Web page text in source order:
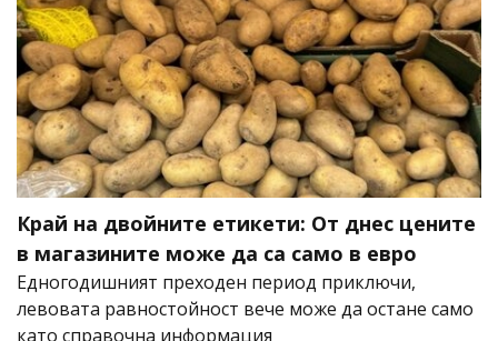
Край на двойните етикети: От днес цените
в магазините може да са само в евро
Едногодишният преходен период приключи,
левовата равностойност вече може да остане само
като справочна информация